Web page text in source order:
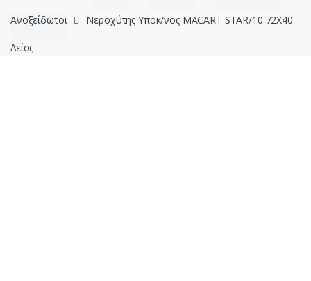
Ανοξείδωτοι Νεροχύτης Υποκ/νος MACART STAR/10 72X40
Λείος